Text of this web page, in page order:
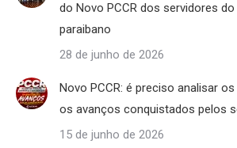
do Novo PCCR dos servidores
paraibano
28 de junho de 2026
Novo PCCR: é preciso analisar
os avanços conquistados pelos
15 de junho de 2026